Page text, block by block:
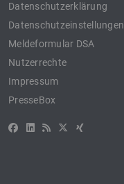
Datenschutzerklärung
Datenschutzeinstellungen
Meldeformular DSA
Nutzerrechte
Impressum
PresseBox